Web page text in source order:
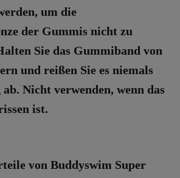
um die
der Gummis nicht zu
Sie das Gummiband von
und reißen Sie es niemals
Nicht verwenden, wenn das
ist.
von Buddyswim Super